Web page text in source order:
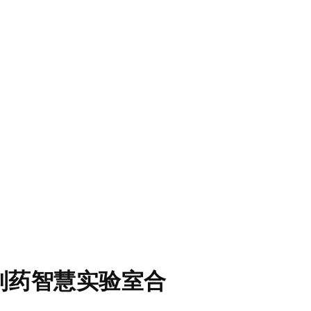
智慧实验室合